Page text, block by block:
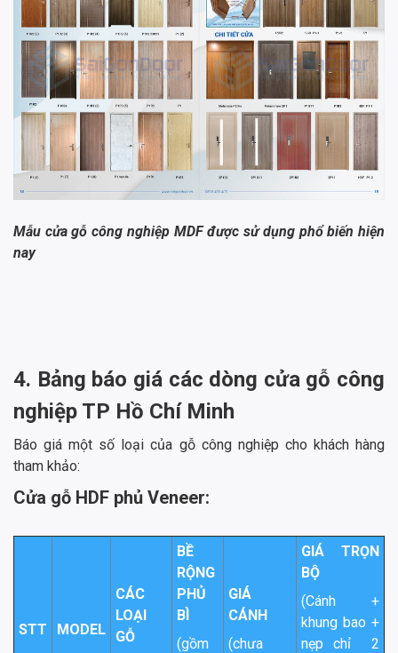
Mẫu cửa gỗ công nghiệp MDF được sử dụng phổ biến hiện
nay
4. Bảng báo giá các dòng cửa gỗ công
nghiệp TP Hồ Chí Minh
Báo giá một số loại của gỗ công nghiệp cho khách hàng
tham khảo:
Cửa gỗ HDF phủ Veneer:
STT MODEL
CÁC
LOẠI
GỖ
BỀ
RỘNG
PHỦ
BÌ
(gồm
GIÁ
CÁNH
(chưa
GIÁ TRỌN
BỘ
(Cánh +
khung bao +
nẹp chỉ 2